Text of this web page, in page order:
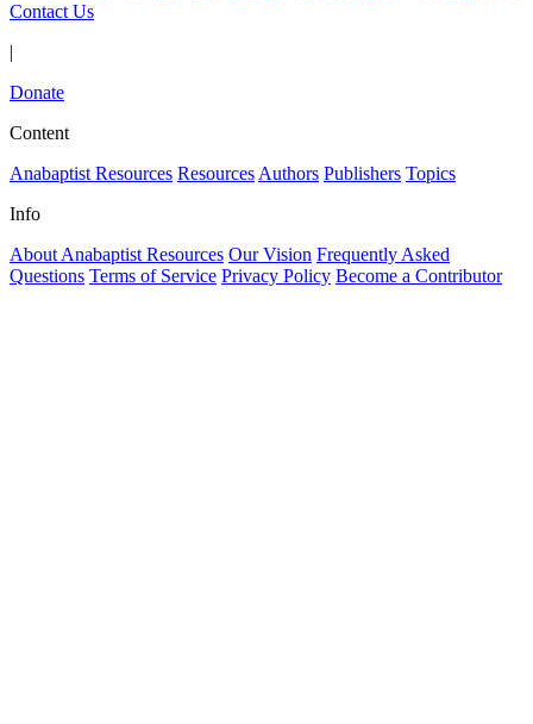
Contact Us
|
Donate
Content
Anabaptist Resources Resources Authors Publishers Topics
Info
About Anabaptist Resources Our Vision Frequently Asked
Questions Terms of Service Privacy Policy Become a Contributor